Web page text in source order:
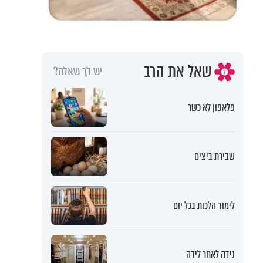
שאל את הרב יש לך שאלה?
פלאפון לא כשר
שבירת ביצים
לימוד הלכות בכל יום
נידה לאחר לידה